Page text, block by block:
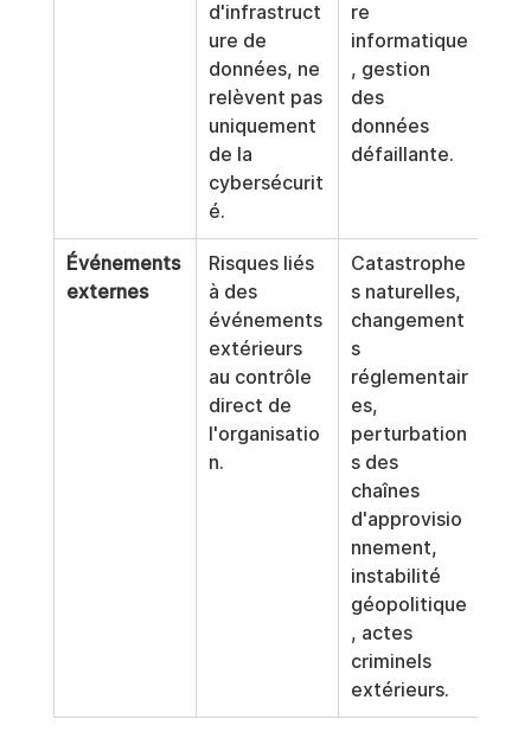
d'infrastruct
ure de
données, ne
relèvent pas
uniquement
de la
cybersécurit
é.
re
informatique
, gestion
des
données
défaillante.
Événements
externes
Risques liés
à des
événements
extérieurs
au contrôle
direct de
l'organisatio
n.
Catastrophe
s naturelles,
changement
s
réglementair
es,
perturbation
s des
chaînes
d'approvisio
nnement,
instabilité
géopolitique
, actes
criminels
extérieurs.